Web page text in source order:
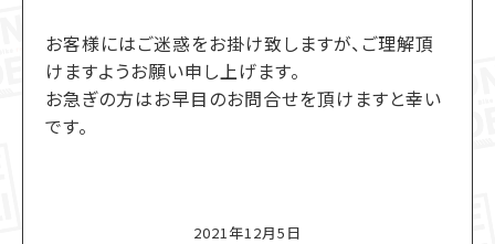
お客様にはご迷惑をお掛け致しますが、ご理解頂
けますようお願い申し上げます。
お急ぎの方はお早目のお問合せを頂けますと幸い
です。
2021年12月5日